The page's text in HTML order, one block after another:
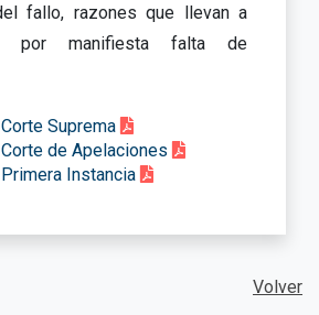
fallo, razones que llevan a
por manifiesta falta de
Suprema
de Apelaciones
Instancia
Volver